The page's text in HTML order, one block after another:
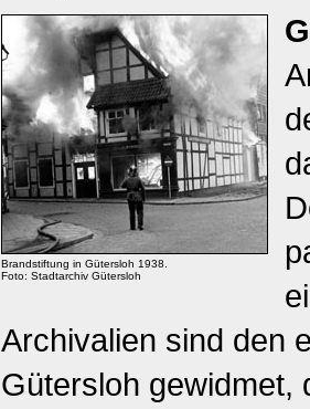
Brandstiftung in Gütersloh 1938.
Foto: Stadtarchiv Gütersloh
Archivalien sind den
Gütersloh gewidmet,